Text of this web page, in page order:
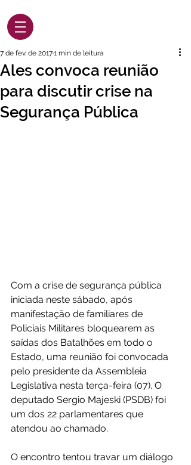
Ales convoca reunião
para discutir crise na
Segurança Pública
7 de fev. de 20171 min de leitura
Com a crise de segurança pública
iniciada neste sábado, após
manifestação de familiares de
Policiais Militares bloquearem as
saídas dos Batalhões em todo o
Estado, uma reunião foi convocada
pelo presidente da Assembleia
Legislativa nesta terça-feira (07). O
deputado Sergio Majeski (PSDB) foi
um dos 22 parlamentares que
atendou ao chamado.
O encontro tentou travar um diálogo